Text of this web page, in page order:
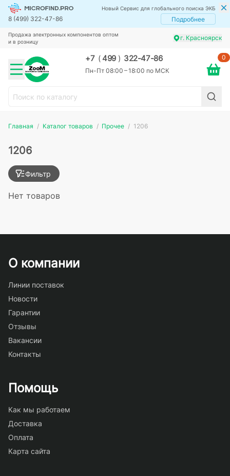
Новый Сервис для глобального поиска ЭКБ
8 (499) 322-47-86 Подробнее
Продажа электронных компонентов оптом
и в розницу
г. Красноярск
+7 (499 ) 322-47-86
Пн-Пт 08:00 – 18:00 по МСК
0
Главная Каталог товаров Прочее 1206
1206
Фильтр
Нет товаров
О компании
Линии поставок
Новости
Гарантии
Отзывы
Вакансии
Контакты
Помощь
Как мы работаем
Доставка
Оплата
Карта сайта